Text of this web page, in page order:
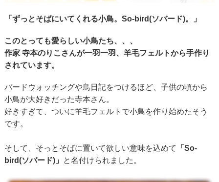
「ずっとそばにいてくれる小鳥。So-bird(ソバード)。」
このとっても愛らしい小鳥たち、、、
作家 寺本のりこさんが一羽一羽、羊毛フェルトから手作り
されています。
バードウォッチングや鳥日記をつけるほど、子供の頃から
小鳥が大好きだった寺本さん。
好きすぎて、ついに羊毛フェルトで小鳥を作り始めたそう
です。
そして、そっとそばに置いて欲しい意味を込めて
「So-
bird(ソバード)」
と名付けられました。